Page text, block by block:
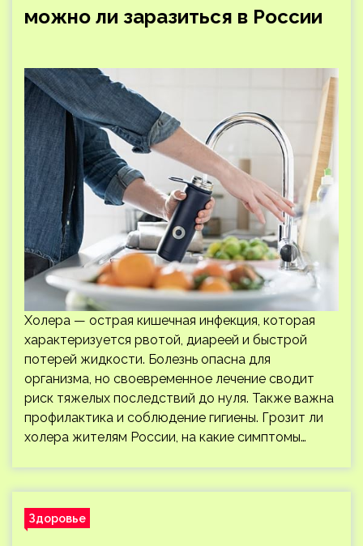
можно ли заразиться в России
Холера — острая кишечная инфекция, которая
характеризуется рвотой, диареей и быстрой
потерей жидкости. Болезнь опасна для
организма, но своевременное лечение сводит
риск тяжелых последствий до нуля. Также важна
профилактика и соблюдение гигиены. Грозит ли
холера жителям России, на какие симптомы…
Здоровье